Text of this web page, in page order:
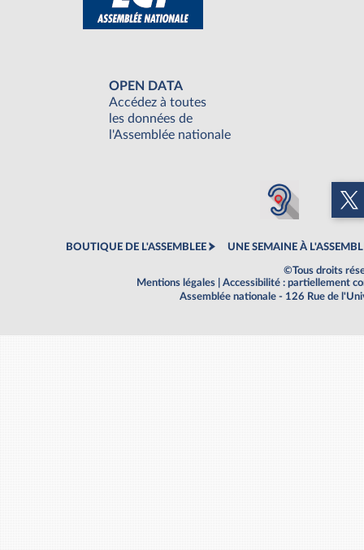
OPEN DATA
Accédez à toutes
les données de
l'Assemblée nationale
BOUTIQUE DE L'ASSEMBLEE UNE SEMAINE À
©Tous droits
Mentions légales
Accessibilité : partiellement
Assemblée nationale - 126 Rue de